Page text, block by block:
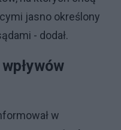
jasno określony
- dodał.
w